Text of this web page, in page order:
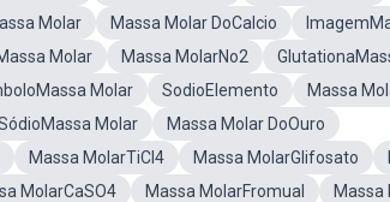
Molar Massa Molar DoCalcio
Molar Massa MolarNo2
Molar SodioElemento
Massa
Molar
Massa Molar DoOuro
Massa MolarTiCl4 Massa MolarGlifosato
MolarCaSO4 Massa MolarFromual Massa